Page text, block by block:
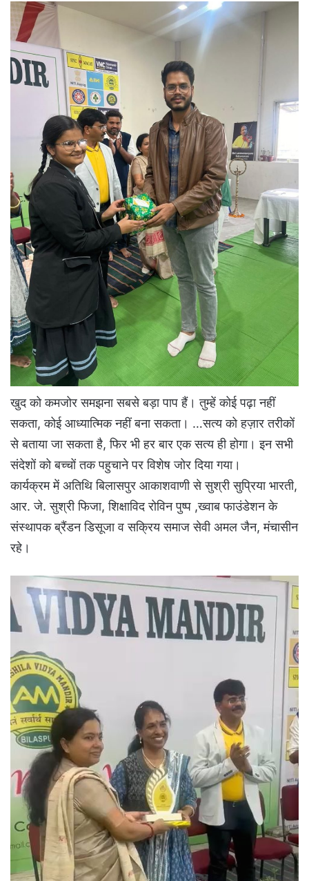
खुद को कमजोर समझना सबसे बड़ा पाप हैं। तुम्हें कोई पढ़ा नहीं
सकता, कोई आध्यात्मिक नहीं बना सकता। …सत्य को हज़ार तरीकों
से बताया जा सकता है, फिर भी हर बार एक सत्य ही होगा। इन सभी
संदेशों को बच्चों तक पहुचाने पर विशेष जोर दिया गया।
कार्यक्रम में अतिथि बिलासपुर आकाशवाणी से सुश्री सुप्रिया भारती,
आर. जे. सुश्री फिजा, शिक्षाविद रोविन पुष्प ,ख्वाब फाउंडेशन के
संस्थापक ब्रैंडन डिसूजा व सक्रिय समाज सेवी अमल जैन, मंचासीन
रहे।